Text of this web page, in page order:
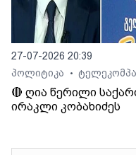
27-07-2026 20:39
პოლიტიკა
•
🔴 ღია წერილი
ირაკლი კობახიძეს